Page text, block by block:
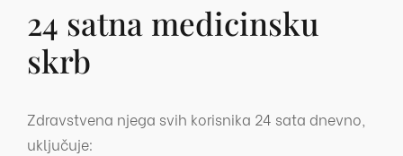
24 satna medicinsku
skrb
Zdravstvena njega svih korisnika 24 sata dnevno,
uključuje: